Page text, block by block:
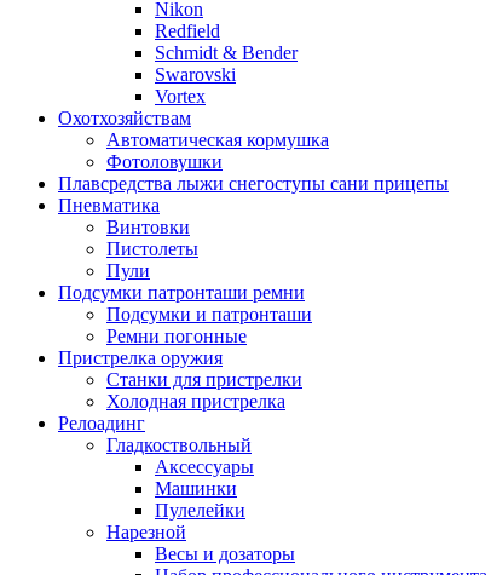
Nikon
Redfield
Schmidt & Bender
Swarovski
Vortex
Охотхозяйствам
Автоматическая кормушка
Фотоловушки
Плавсредства лыжи снегоступы сани прицепы
Пневматика
Винтовки
Пистолеты
Пули
Подсумки патронташи ремни
Подсумки и патронташи
Ремни погонные
Пристрелка оружия
Станки для пристрелки
Холодная пристрелка
Релоадинг
Гладкоствольный
Аксессуары
Машинки
Пулелейки
Нарезной
Весы и дозаторы